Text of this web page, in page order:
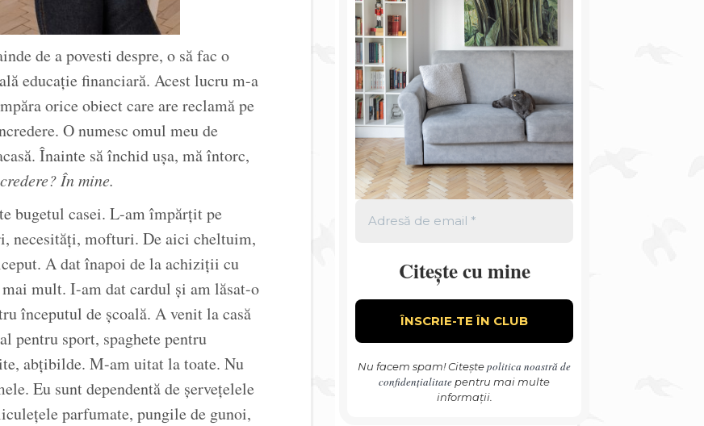
de a povesti despre, o să fac o
educație financiară. Acest lucru m-a
orice obiect care are reclamă pe
O numesc omul meu de
Înainte să închid ușa, mă întorc,
În mine.
bugetul casei. L-am împărțit pe
necesități, mofturi. De aici cheltuim,
A dat înapoi de la achiziții cu
mult. I-am dat cardul și am lăsat-o
începutul de școală. A venit la casă
pentru sport, spaghete pentru
abțibilde. M-am uitat la toate. Nu
Eu sunt dependentă de șervețelele
parfumate, pungile de gunoi,
Citește cu mine
Nu facem spam! Citeștepolitica noastră de
confidențialitate pentru mai multe
informații.